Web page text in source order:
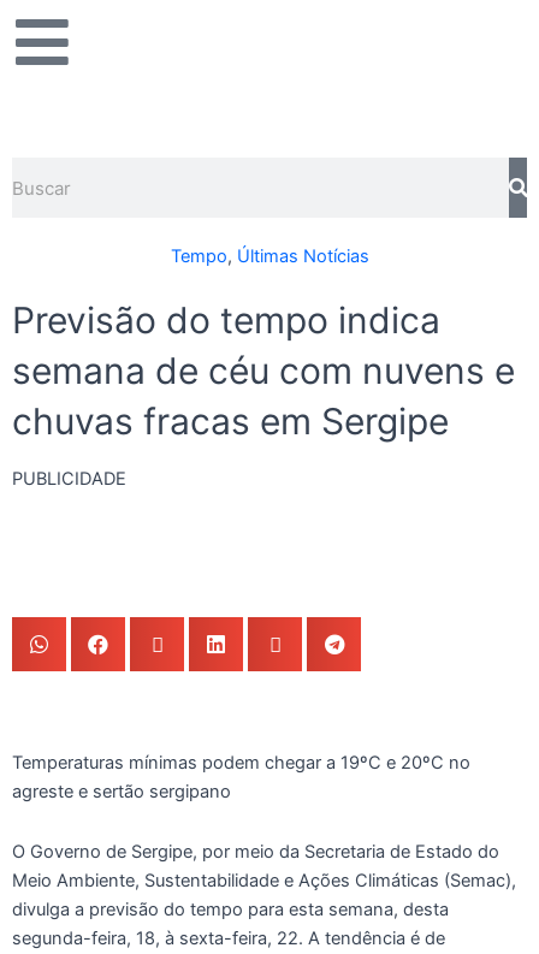
para
Tempo, Últimas Notícias
Previsão do tempo indica
semana de céu com nuvens e
chuvas fracas em Sergipe
PUBLICIDADE
Temperaturas mínimas podem chegar a 19ºC e 20ºC no
agreste e sertão sergipano
O Governo de Sergipe, por meio da Secretaria de Estado do
Meio Ambiente, Sustentabilidade e Ações Climáticas (Semac),
divulga a previsão do tempo para esta semana, desta
segunda-feira, 18, à sexta-feira, 22. A tendência é de